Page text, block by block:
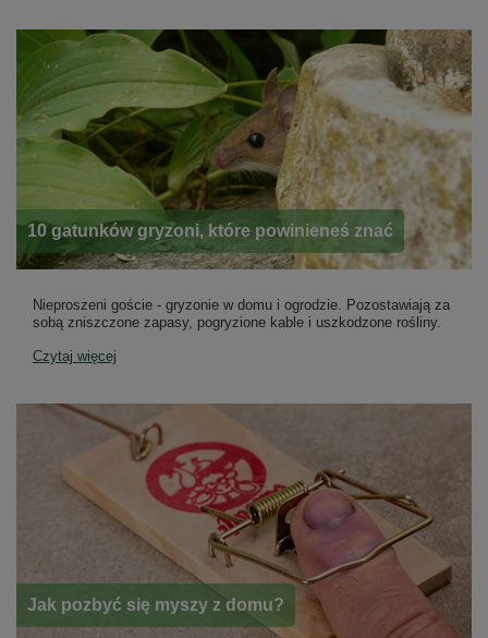
10 gatunków gryzoni, które powinieneś znać
Nieproszeni goście - gryzonie w domu i ogrodzie. Pozostawiają za
sobą zniszczone zapasy, pogryzione kable i uszkodzone rośliny.
Czytaj więcej
Jak pozbyć się myszy z domu?